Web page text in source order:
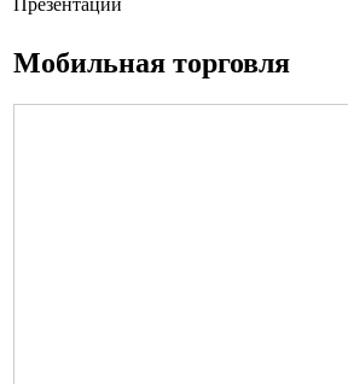
Презентации
Мобильная торговля